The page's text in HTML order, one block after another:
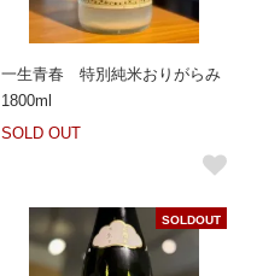
一生青春 特別純米おりがらみ
1800ml
SOLD OUT
SOLDOUT